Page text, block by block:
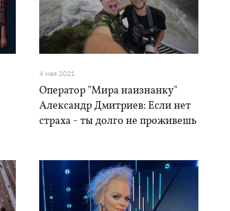
4 мая 2021
Оператор "Мира наизнанку"
Александр Дмитриев: Если нет
страха - ты долго не проживешь